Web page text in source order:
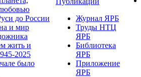
до России
и мир
жить и
2025
было
Журнал ЯРБ
Труды НТЦ
ЯРБ
Библиотека
ЯРБ
Приложение
ЯРБ